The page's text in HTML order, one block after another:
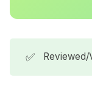
✅ Reviewed/